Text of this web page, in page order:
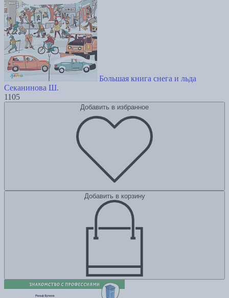
Большая книга снега и льда
Секанинова Ш.
1105
Добавить в избранное
Добавить в корзину